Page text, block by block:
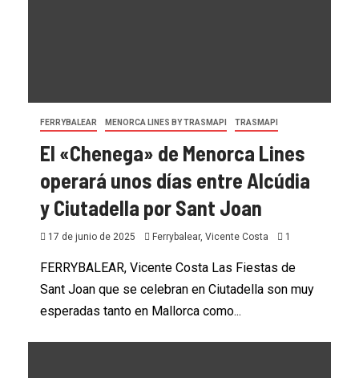
FERRYBALEAR MENORCA LINES BY TRASMAPI TRASMAPI
El «Chenega» de Menorca Lines
operará unos días entre Alcúdia
y Ciutadella por Sant Joan
17 de junio de 2025 Ferrybalear, Vicente Costa 1
FERRYBALEAR, Vicente Costa Las Fiestas de
Sant Joan que se celebran en Ciutadella son muy
esperadas tanto en Mallorca como...